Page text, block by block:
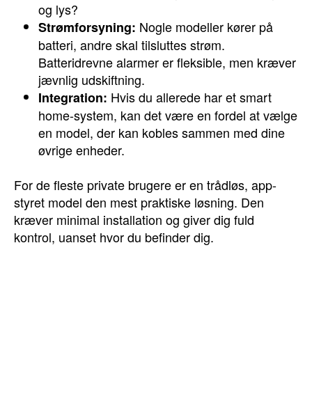
og lys?
Strømforsyning: Nogle modeller kører på
batteri, andre skal tilsluttes strøm.
Batteridrevne alarmer er fleksible, men kræver
jævnlig udskiftning.
Integration: Hvis du allerede har et smart
home-system, kan det være en fordel at vælge
en model, der kan kobles sammen med dine
øvrige enheder.
For de fleste private brugere er en trådløs, app-
styret model den mest praktiske løsning. Den
kræver minimal installation og giver dig fuld
kontrol, uanset hvor du befinder dig.